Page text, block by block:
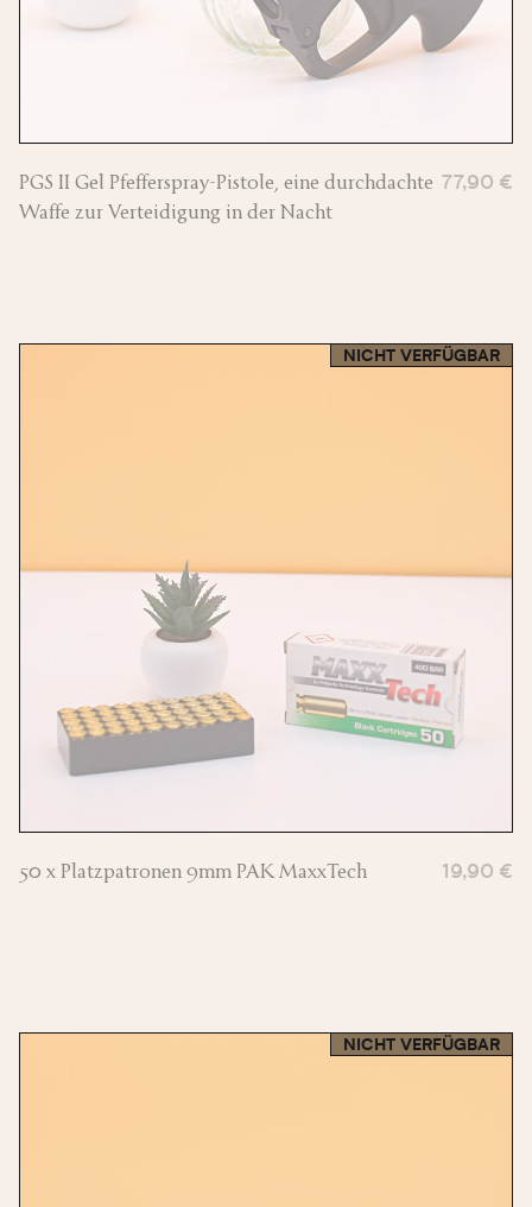
PGS II Gel Pfefferspray-Pistole, eine durchdachte
Waffe zur Verteidigung in der Nacht
77,90 €
NICHT VERFÜGBAR
50 x Platzpatronen 9mm PAK MaxxTech 19,90 €
NICHT VERFÜGBAR